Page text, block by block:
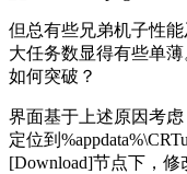
但总有些兄弟机子性
大任务数显得有些单薄
如何突破？
界面基于上述原因考
定位到
[Download]节点下，修